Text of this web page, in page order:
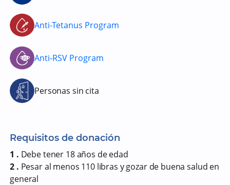
Anti-Tetanus Program
Anti-RSV Program
Personas sin cita
Requisitos de donación
1 . Debe tener 18 años de edad
2 . Pesar al menos 110 libras y gozar de buena salud en
general